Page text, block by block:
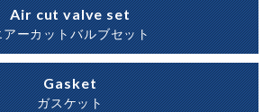
Air cut valve set
アーカットバルブセット
Gasket
ガスケット